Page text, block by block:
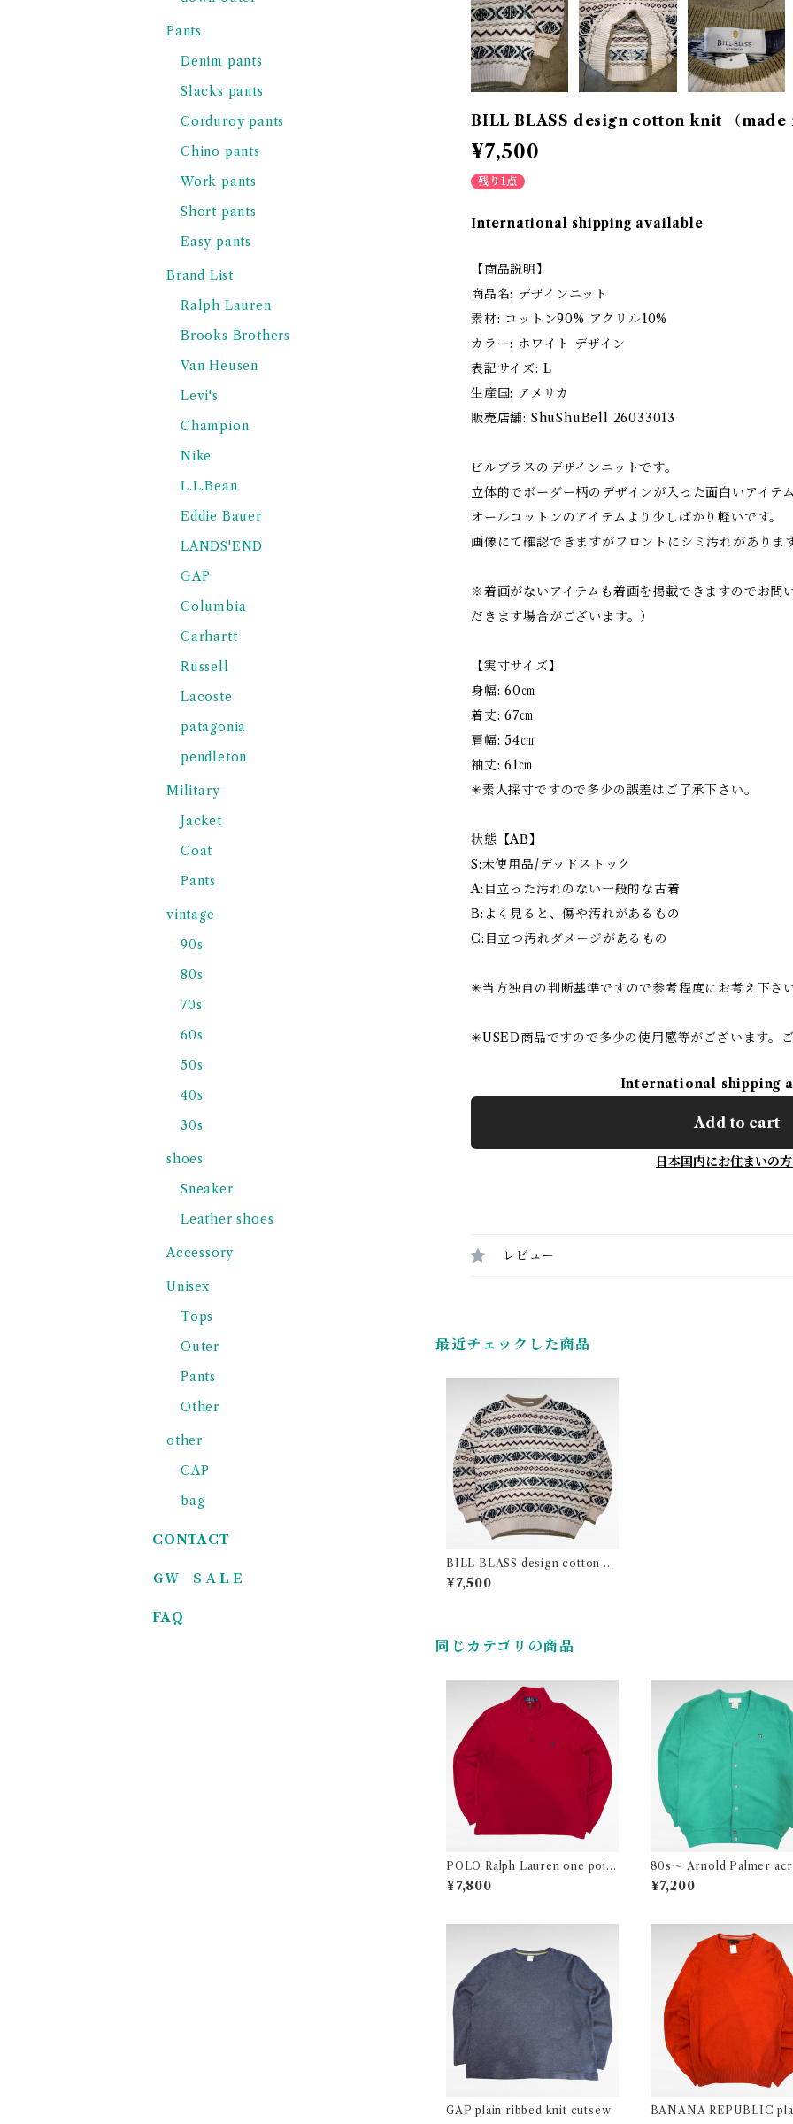
BILL BLASS design cotton knit （made
¥7,500
残り1点
International shipping available
【商品説明】
商品名: デザインニット
素材: コットン90% アクリル10%
カラー: ホワイト デザイン
表記サイズ: L
生産国: アメリカ
販売店舗: ShuShuBell 26033013
ビルブラスのデザインニットです。
立体的でボーダー柄のデザインが入った面白いアイテ
オールコットンのアイテムより少しばかり軽いです。
画像にて確認できますがフロントにシミ汚れがありま
※着画がないアイテムも着画を掲載できますのでお問
だきます場合がございます。）
【実寸サイズ】
身幅: 60㎝
着丈: 67㎝
肩幅: 54㎝
袖丈: 61㎝
✳︎素人採寸ですので多少の誤差はご了承下さい。
状態【AB】
S:未使用品/デッドストック
A:目立った汚れのない一般的な古着
B:よく見ると、傷や汚れがあるもの
C:目立つ汚れダメージがあるもの
✳︎当方独自の判断基準ですので参考程度にお考え下さ
✳︎USED商品ですので多少の使用感等がございます。
International shipping
Add to cart
日本国内にお住まいの
レビュー
最近チェックした商品
BILL BLASS design cotton kn
it （made in USA）
¥7,500
同じカテゴリの商品
POLO Ralph Lauren one point
logo half zip cotton knit
¥7,800
80s〜 Arnold Palmer
knit cardigan （made in
A）
¥7,200
GAP plain ribbed knit cutsew
BANANA REPUBLIC
Pants
Denim pants
Slacks pants
Corduroy pants
Chino pants
Work pants
Short pants
Easy pants
Brand List
Ralph Lauren
Brooks Brothers
Van Heusen
Levi's
Champion
Nike
L.L.Bean
Eddie Bauer
LANDS'END
GAP
Columbia
Carhartt
Russell
Lacoste
patagonia
pendleton
Military
Jacket
Coat
Pants
vintage
90s
80s
70s
60s
50s
40s
30s
shoes
Sneaker
Leather shoes
Accessory
Unisex
Tops
Outer
Pants
Other
other
CAP
bag
CONTACT
ＧＷ ＳＡＬＥ
FAQ